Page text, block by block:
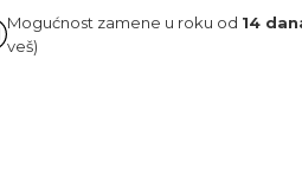
Mogućnost zamene u roku od 14
veš)